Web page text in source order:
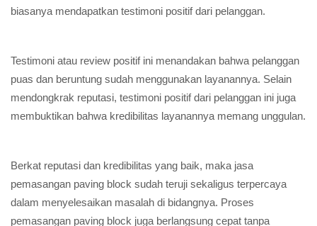
biasanya mendapatkan testimoni positif dari pelanggan.
Testimoni atau review positif ini menandakan bahwa pelanggan
puas dan beruntung sudah menggunakan layanannya. Selain
mendongkrak reputasi, testimoni positif dari pelanggan ini juga
membuktikan bahwa kredibilitas layanannya memang unggulan.
Berkat reputasi dan kredibilitas yang baik, maka jasa
pemasangan paving block sudah teruji sekaligus terpercaya
dalam menyelesaikan masalah di bidangnya. Proses
pemasangan paving block juga berlangsung cepat tanpa